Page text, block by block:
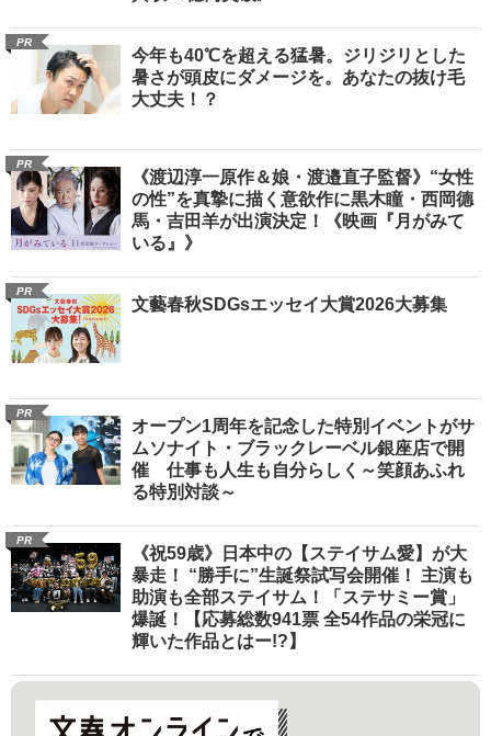
PR
今年も40℃を超える猛暑。ジリジリとした
暑さが頭皮にダメージを。あなたの抜け毛
大丈夫！？
PR
《渡辺淳一原作＆娘・渡邉直子監督》“女性
の性”を真摯に描く意欲作に黒木瞳・西岡德
馬・吉田羊が出演決定！《映画『月がみて
いる』》
PR
文藝春秋SDGsエッセイ大賞2026大募集
PR
オープン1周年を記念した特別イベントがサ
ムソナイト・ブラックレーベル銀座店で開
催 仕事も人生も自分らしく～笑顔あふれ
る特別対談～
PR
《祝59歳》日本中の【ステイサム愛】が大
暴走！ “勝手に”生誕祭試写会開催！ 主演も
助演も全部ステイサム！「ステサミー賞」
爆誕！【応募総数941票 全54作品の栄冠に
輝いた作品とはー!?】